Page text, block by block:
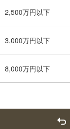
2,500万円以下
3,000万円以下
8,000万円以下